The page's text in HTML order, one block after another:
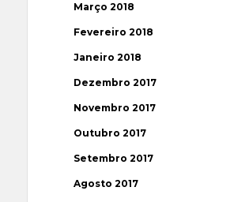
Março 2018
Fevereiro 2018
Janeiro 2018
Dezembro 2017
Novembro 2017
Outubro 2017
Setembro 2017
Agosto 2017